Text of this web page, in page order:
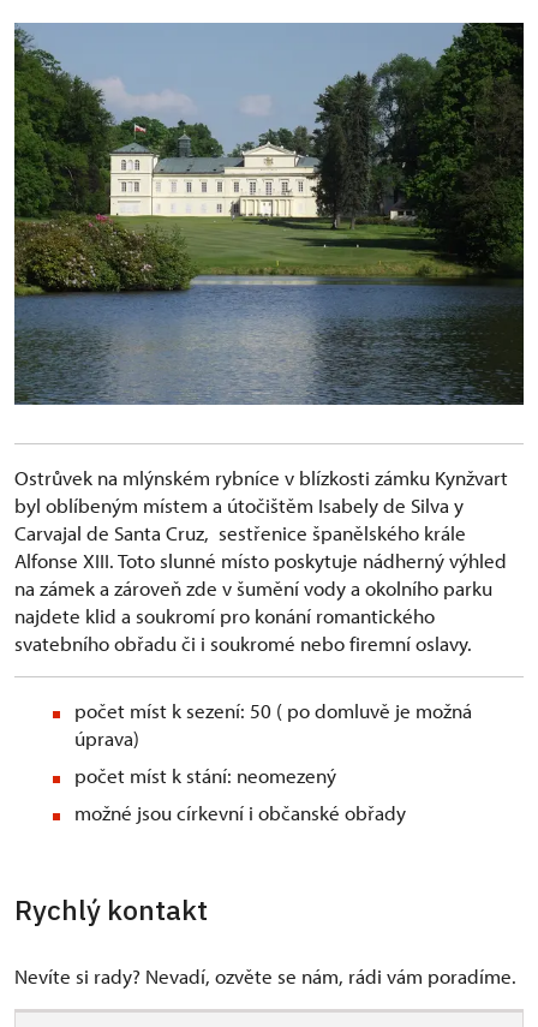
Ostrůvek na mlýnském rybníce v blízkosti zámku Kynžvart
byl oblíbeným místem a útočištěm Isabely de Silva y
Carvajal de Santa Cruz, sestřenice španělského krále
Alfonse XIII. Toto slunné místo poskytuje nádherný výhled
na zámek a zároveň zde v šumění vody a okolního parku
najdete klid a soukromí pro konání romantického
svatebního obřadu či i soukromé nebo firemní oslavy.
počet míst k sezení: 50 ( po domluvě je možná
úprava)
počet míst k stání: neomezený
možné jsou církevní i občanské obřady
Rychlý kontakt
Nevíte si rady? Nevadí, ozvěte se nám, rádi vám poradíme.